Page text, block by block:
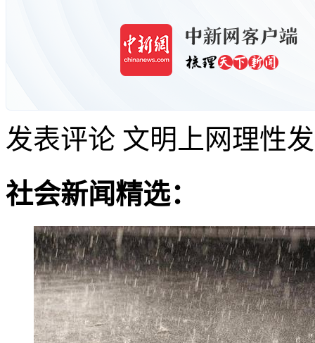
发表评论 文明上网理性
社会新闻精选：